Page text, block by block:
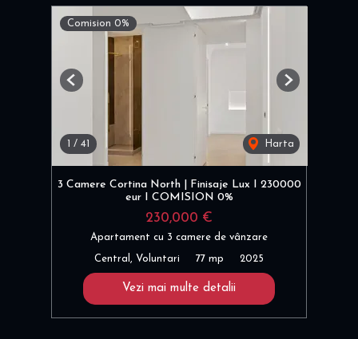
Comision 0%
1 / 41 Harta
Previous Next
3 Camere Cortina North | Finisaje Lux I 230000
eur I COMISION 0%
230,000 €
Apartament cu 3 camere de vânzare
Central, Voluntari 77 mp 2025
Vezi mai multe detalii